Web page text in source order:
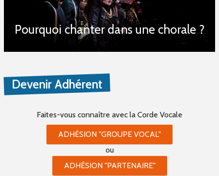
Pourquoi chanter dans une chorale ?
Devenir Adhérent
Faites-vous connaître avec la Corde Vocale
ADHÉSION "GROUPE VOCAL"
ou
ADHÉSION "PARTENAIRE"